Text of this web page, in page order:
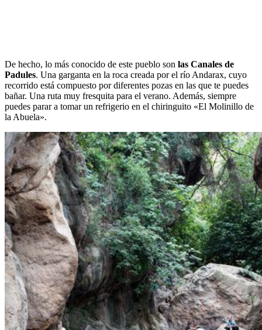
De hecho, lo más conocido de este pueblo son las Canales de
Padules. Una garganta en la roca creada por el río Andarax, cuyo
recorrido está compuesto por diferentes pozas en las que te puedes
bañar. Una ruta muy fresquita para el verano. Además, siempre
puedes parar a tomar un refrigerio en el chiringuito «El Molinillo de
la Abuela».